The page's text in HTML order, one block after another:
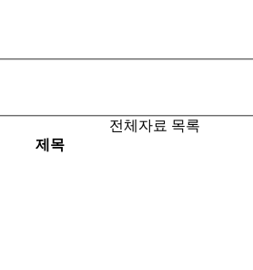
전체자료 목록
제목